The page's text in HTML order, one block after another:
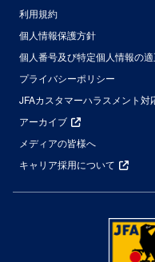
利用規約
個人情報保護方針
個人番号及び特定個人情報の
プライバシーポリシー
JFAカスタマーハラスメント対
アーカイブ
メディアの皆様へ
キャリア採用について